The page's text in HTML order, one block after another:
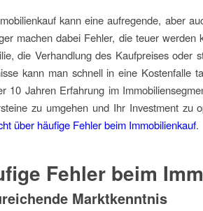
kann eine aufregende, aber
machen dabei Fehler, die teuer
die Verhandlung des Kaufpreises oder
kann man schnell in eine Kostenfalle
10 Jahren Erfahrung im
zu umgehen und Ihr Investment zu
über häufige Fehler beim Immobilienkauf.
Fehler beim
Marktkenntnis